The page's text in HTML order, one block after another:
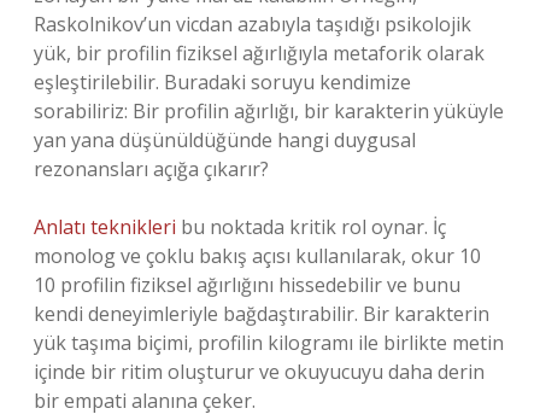
Raskolnikov’un vicdan azabıyla taşıdığı psikolojik
yük, bir profilin fiziksel ağırlığıyla metaforik olarak
eşleştirilebilir. Buradaki soruyu kendimize
sorabiliriz: Bir profilin ağırlığı, bir karakterin yüküyle
yan yana düşünüldüğünde hangi duygusal
rezonansları açığa çıkarır?
Anlatı teknikleri bu noktada kritik rol oynar. İç
monolog ve çoklu bakış açısı kullanılarak, okur 10
10 profilin fiziksel ağırlığını hissedebilir ve bunu
kendi deneyimleriyle bağdaştırabilir. Bir karakterin
yük taşıma biçimi, profilin kilogramı ile birlikte metin
içinde bir ritim oluşturur ve okuyucuyu daha derin
bir empati alanına çeker.